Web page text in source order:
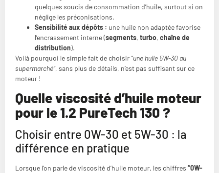
quelques soucis de consommation d’huile, surtout si on
néglige les préconisations.
Sensibilité aux dépôts : une huile non adaptée favorise
l’encrassement interne (segments, turbo, chaîne de
distribution).
Voilà pourquoi le simple fait de choisir“une huile 5W-30 au
supermarché”, sans plus de détails, n’est pas suffisant sur ce
moteur !
Quelle viscosité d’huile moteur
pour le 1.2 PureTech 130 ?
Choisir entre 0W-30 et 5W-30 : la
différence en pratique
Lorsque l’on parle de viscosité d’huile moteur, les chiffres “0W-